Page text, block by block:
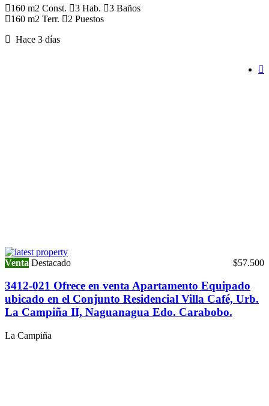
160 m2 Const. 3 Hab.
3 Baños
160 m2 Terr.
2 Puestos
Hace 3 días
$57.500
Venta Destacado
3412-021 Ofrece en venta Apartamento Equipado
ubicado en el Conjunto Residencial Villa Café, Urb.
La Campiña II, Naguanagua Edo. Carabobo.
La Campiña